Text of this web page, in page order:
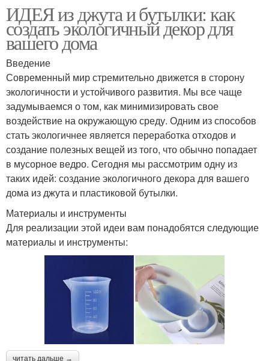
ИДЕЯ из джута и бутылки: как
создать экологичный декор для
вашего дома
Введение
Современный мир стремительно движется в сторону
экологичности и устойчивого развития. Мы все чаще
задумываемся о том, как минимизировать свое
воздействие на окружающую среду. Одним из способов
стать экологичнее является переработка отходов и
создание полезных вещей из того, что обычно попадает
в мусорное ведро. Сегодня мы рассмотрим одну из
таких идей: создание экологичного декора для вашего
дома из джута и пластиковой бутылки.
Материалы и инструменты
Для реализации этой идеи вам понадобятся следующие
материалы и инструменты:
читать дальше →